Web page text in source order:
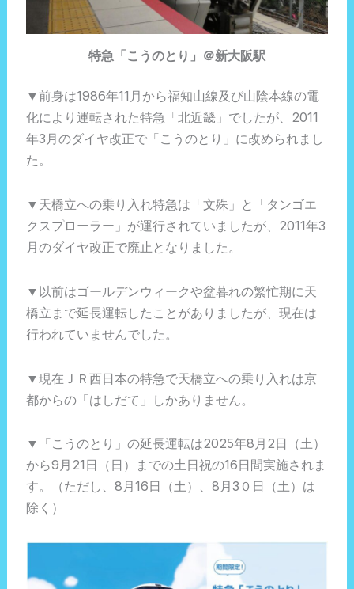
特急「こうのとり」＠新大阪駅
▼前身は1986年11月から福知山線及び山陰本線の電
化により運転された特急「北近畿」でしたが、2011
年3月のダイヤ改正で「こうのとり」に改められまし
た。
▼天橋立への乗り入れ特急は「文殊」と「タンゴエ
クスプローラー」が運行されていましたが、2011年3
月のダイヤ改正で廃止となりました。
▼以前はゴールデンウィークや盆暮れの繁忙期に天
橋立まで延長運転したことがありましたが、現在は
行われていませんでした。
▼現在ＪＲ西日本の特急で天橋立への乗り入れは京
都からの「はしだて」しかありません。
▼「こうのとり」の延長運転は2025年8月2日（土）
から9月21日（日）までの土日祝の16日間実施されま
す。（ただし、8月16日（土）、8月3０日（土）は
除く）